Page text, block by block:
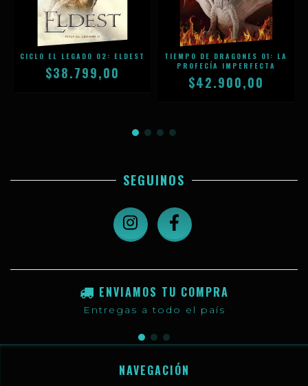
CICLO EL LEGADO 02: ELDEST
$38.799,00
TIEMPO DE DRAGONES 01: LA
PROFECÍA IMPERFECTA
$42.900,00
SEGUINOS
ENVIAMOS TU COMPRA
Entregas a todo el país
NAVEGACIÓN